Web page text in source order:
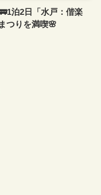
泊2日「水戸：偕楽
つりを満喫🌸